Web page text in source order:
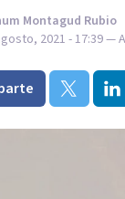
Montagud Rubio
2021 - 17:39—